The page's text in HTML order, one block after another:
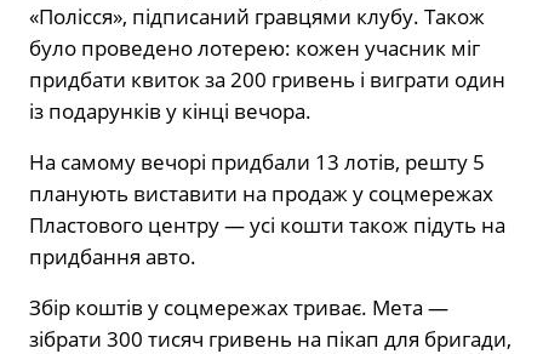
«Полісся», підписаний гравцями клубу. Також
було проведено лотерею: кожен учасник міг
придбати квиток за 200 гривень і виграти один
із подарунків у кінці вечора.
На самому вечорі придбали 13 лотів, решту 5
планують виставити на продаж у соцмережах
Пластового центру — усі кошти також підуть на
придбання авто.
Збір коштів у соцмережах триває. Мета —
зібрати 300 тисяч гривень на пікап для бригади,